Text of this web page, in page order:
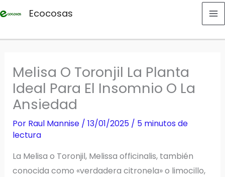
contenido
Ecocosas
Melisa O Toronjil La Planta
Ideal Para El Insomnio O La
Ansiedad
Por Raul Mannise / 13/01/2025 / 5 minutos de
lectura
La Melisa o Toronjil, Melissa officinalis, también
conocida como «verdadera citronela» o limocillo,